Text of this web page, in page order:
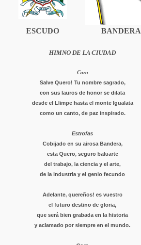
ESCUDO BANDERA
HIMNO DE LA CIUDAD
Coro
Salve Quero! Tu nombre sagrado,
con sus lauros de honor se dilata
desde el Llimpe hasta el monte Igualata
como un canto, de paz inspirado.
Estrofas
Cobijado en su airosa Bandera,
esta Quero, seguro baluarte
del trabajo, la ciencia y el arte,
de la industria y el genio fecundo
Adelante, quereños! es vuestro
el futuro destino de gloria,
que será bien grabada en la historia
y aclamado por siempre en el mundo.